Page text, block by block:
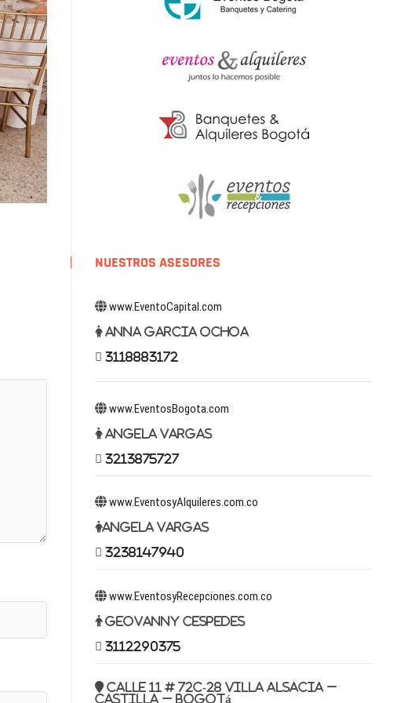
NUESTROS ASESORES
www.EventoCapital.com
Anna Garcia Ochoa
3118883172
www.EventosBogota.com
Angela Vargas
3213875727
www.EventosyAlquileres.com.co
Angela Vargas
3238147940
www.EventosyRecepciones.com.co
Geovanny Cespedes
3112290375
Calle 11 # 72c-28 Villa Alsacia –
Castilla – Bogotá